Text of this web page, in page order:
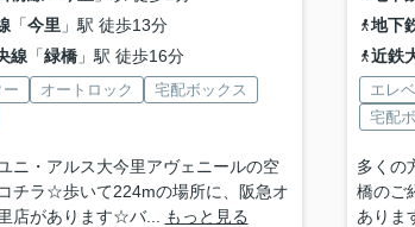
「今里 」駅 徒歩13分
線「緑橋」駅 徒歩16分
ー オートロック
宅配ボックス
ニ・アルス大今里アヴェニールの空
チラ☆歩いて224mの場所に、阪急オ
店があります☆バ...
もっと見る
地下
近鉄
エレ
宅配
多くの
橋のご
ありま